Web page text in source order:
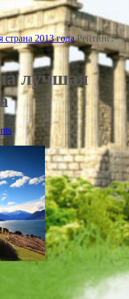
страна 2013 года Рейтинг:
лучшая